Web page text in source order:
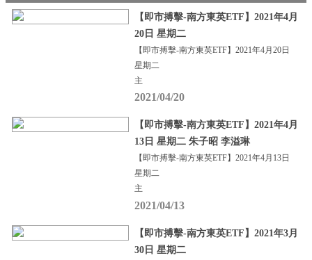
【即市搏擊-南方東英ETF】2021年4月
20日 星期二
【即市搏擊-南方東英ETF】2021年4月20日
星期二
主
2021/04/20
【即市搏擊-南方東英ETF】2021年4月
13日 星期二 朱子昭 李溢琳
【即市搏擊-南方東英ETF】2021年4月13日
星期二
主
2021/04/13
【即市搏擊-南方東英ETF】2021年3月
30日 星期二